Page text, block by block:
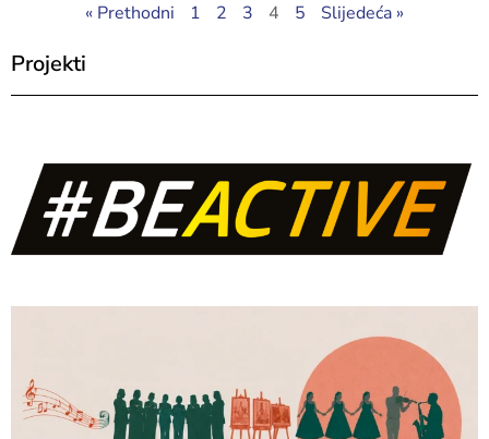
« Prethodni 1 2 3 4 5 Slijedeća »
Projekti